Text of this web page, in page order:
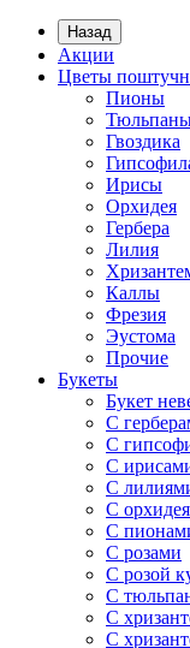
Назад
Акции
Цветы
Пионы
Гвоздика
Ирисы
Орхидея
Гербера
Лилия
Каллы
Фрезия
Эустома
Прочие
Букеты
Букет
С
С
С
С
С
С
С розами
С розой
С
С
С